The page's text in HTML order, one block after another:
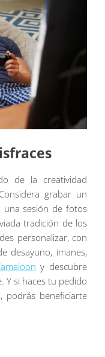
de la creatividad
grabar un
sesión de fotos
tradición de los
personalizar, con
desayuno, imanes,
y descubre
Y si haces tu pedido
podrás beneficiarte